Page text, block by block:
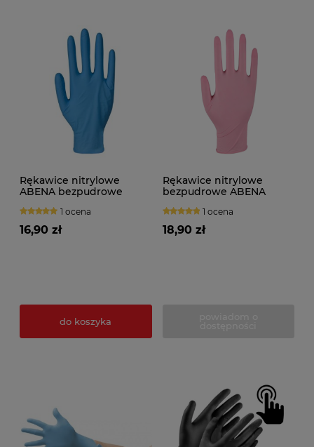
Rękawice nitrylowe
ABENA bezpudrowe
1 ocena
16,90 zł
do koszyka
Rękawice nitrylowe
bezpudrowe ABENA
1 ocena
18,90 zł